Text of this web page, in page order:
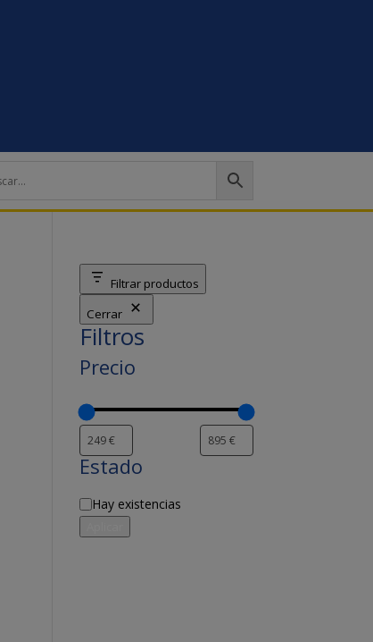
Filtrar productos
Cerrar
Filtros
Precio
Estado
Disponibilidad
Hay existencias